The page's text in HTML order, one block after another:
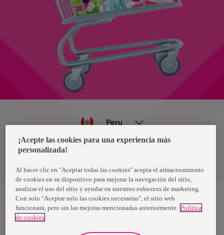
Política de privacidad de datos
Peru
Nosotras, una marca de Essity - una compañía global líder en
higiene y salud. Cada día, mil millones de personas, en todo el
¡Acepte las cookies para una experiencia más
personalizada!
Al hacer clic en "Aceptar todas las cookies" acepta el almacenamiento
de cookies en su dispositivo para mejorar la navegación del sitio,
analizar el uso del sitio y ayudar en nuestros esfuerzos de marketing.
Con solo "Aceptar solo las cookies necesarias", el sitio web
funcionará, pero sin las mejoras mencionadas anteriormente. Política
de cookies